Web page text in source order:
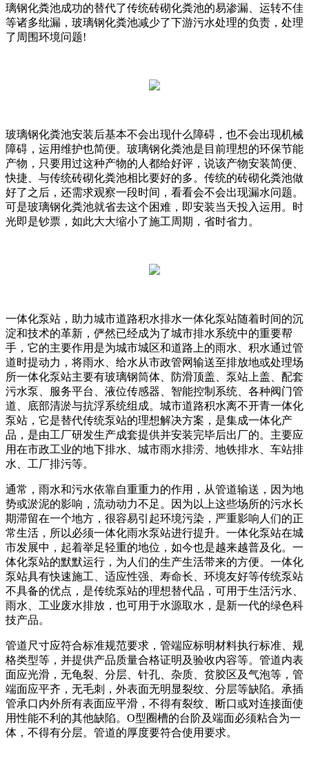
璃钢化粪池成功的替代了传统砖砌化粪池的易渗漏、运转不佳
等诸多纰漏，玻璃钢化粪池减少了下游污水处理的负责，处理
了周围环境问题!
玻璃钢化粪池安装后基本不会出现什么障碍，也不会出现机械
障碍，运用维护也简便。玻璃钢化粪池是目前理想的环保节能
产物，只要用过这种产物的人都给好评，说该产物安装简便、
快捷、与传统砖砌化粪池相比要好的多。传统的砖砌化粪池做
好了之后，还需求观察一段时间，看看会不会出现漏水问题。
可是玻璃钢化粪池就省去这个困难，即安装当天投入运用。时
光即是钞票，如此大大缩小了施工周期，省时省力。
一体化泵站，助力城市道路积水排水一体化泵站随着时间的沉
淀和技术的革新，俨然已经成为了城市排水系统中的重要帮
手，它的主要作用是为城市城区和道路上的雨水、积水通过管
道时提动力，将雨水、给水从市政管网输送至排放地或处理场
所一体化泵站主要有玻璃钢筒体、防滑顶盖、泵站上盖、配套
污水泵、服务平台、液位传感器、智能控制系统、各种阀门管
道、底部清淤与抗浮系统组成。城市道路积水离不开青一体化
泵站，它是替代传统泵站的理想解决方案，是集成一体化产
品，是由工厂研发生产成套提供并安装完毕后出厂的。主要应
用在市政工业的地下排水、城市雨水排涝、地铁排水、车站排
水、工厂排污等。
通常，雨水和污水依靠自重重力的作用，从管道输送，因为地
势或淤泥的影响，流动动力不足。因为以上这些场所的污水长
期滞留在一个地方，很容易引起环境污染，严重影响人们的正
常生活，所以必须一体化雨水泵站进行提升。一体化泵站在城
市发展中，起着举足轻重的地位，如今也是越来越普及化。一
体化泵站的默默运行，为人们的生产生活带来的方便。一体化
泵站具有快速施工、适应性强、寿命长、环境友好等传统泵站
不具备的优点，是传统泵站的理想替代品，可用于生活污水、
雨水、工业废水排放，也可用于水源取水，是新一代的绿色科
技产品。
管道尺寸应符合标准规范要求，管端应标明材料执行标准、规
格类型等，并提供产品质量合格证明及验收内容等。管道内表
面应光滑，无龟裂、分层、针孔、杂质、贫胶区及气泡等，管
端面应平齐，无毛刺，外表面无明显裂纹、分层等缺陷。承插
管承口内外所有表面应平滑，不得有裂纹、断口或对连接面使
用性能不利的其他缺陷。O型圈槽的台阶及端面必须粘合为一
体，不得有分层。管道的厚度要符合使用要求。